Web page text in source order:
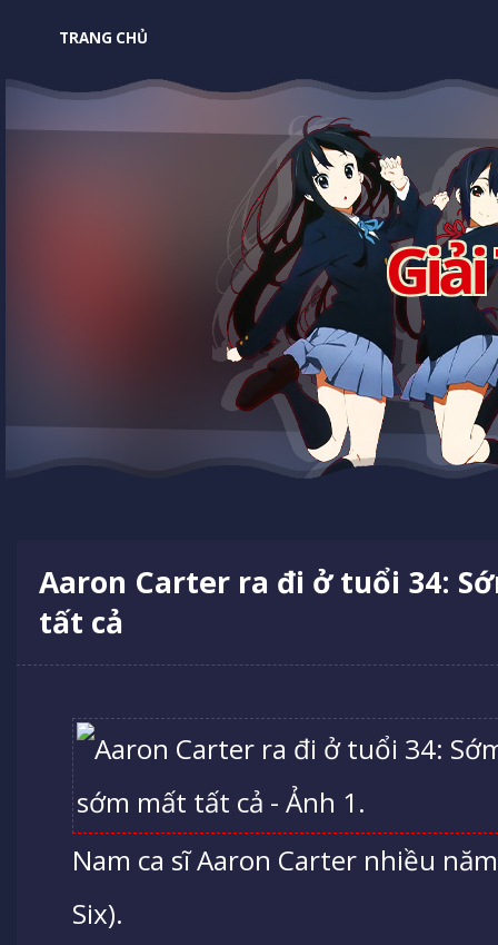
TRANG CHỦ
Aaron Carter ra đi ở tuổi 34:
tất cả
Nam ca sĩ Aaron Carter nhiều
Six).